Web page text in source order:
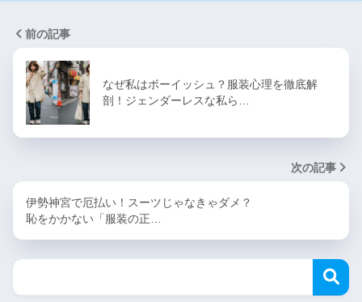
前の記事
なぜ私はボーイッシュ？服装心理を徹底解
剖！ジェンダーレスな私ら…
次の記事
伊勢神宮で厄払い！スーツじゃなきゃダメ？
恥をかかない「服装の正…